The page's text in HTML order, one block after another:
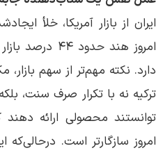
ایران از بازار آمریکا، خلأ
امروز هند
دارد. نکته مهم‌تر از سهم
ترکیه نه با تکرار صرف سنت،
توانستند محصولی ارائه
امروز سازگارتر است. درحالی‌که